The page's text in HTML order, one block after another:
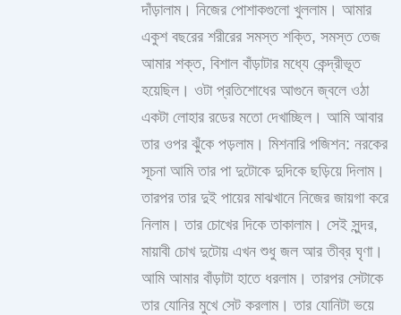
দাঁড়ালাম। নিজের পোশাকগুলো খুললাম। আমার
একুশ বছরের শরীরের সমস্ত শক্তি, সমস্ত তেজ
আমার শক্ত, বিশাল বাঁড়াটার মধ্যে কেন্দ্রীভূত
হয়েছিল। ওটা প্রতিশোধের আগুনে জ্বলে ওঠা
একটা লোহার রডের মতো দেখাচ্ছিল। আমি আবার
তার ওপর ঝুঁকে পড়লাম। মিশনারি পজিশন: নরকের
সূচনা আমি তার পা দুটোকে দুদিকে ছড়িয়ে দিলাম।
তারপর তার দুই পায়ের মাঝখানে নিজের জায়গা করে
নিলাম। তার চোখের দিকে তাকালাম। সেই সুন্দর,
মায়াবী চোখ দুটোয় এখন শুধু জল আর তীব্র ঘৃণা।
আমি আমার বাঁড়াটা হাতে ধরলাম। তারপর সেটাকে
তার যোনির মুখে সেট করলাম। তার যোনিটা ভয়ে